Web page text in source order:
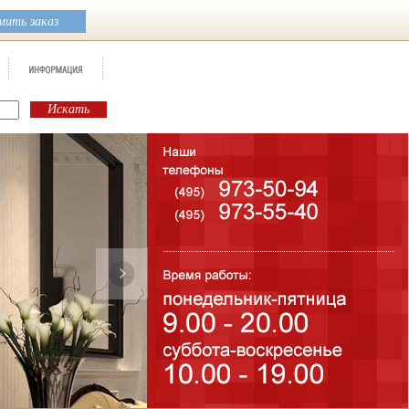
заказ
Бренд:
SUPERNOVA MARBLE
Коллекция:Atlas Concorde